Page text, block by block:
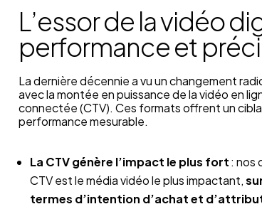
L’essor de la vidéo
performance et
La dernière décennie a vu un changement
avec la montée en puissance de la vidéo en
connectée (CTV). Ces formats offrent un
performance mesurable.
La CTV génère l’impact le plus fort: nos
CTV est le média vidéo le plus impactant,
termes d’intention d’achat et